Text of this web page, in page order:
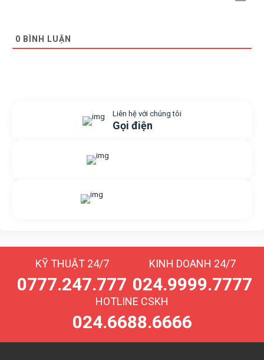
0 BÌNH LUẬN
Liên hệ với chúng tôi
Gọi điện
KỸ THUẬT 24/7
0777.247.777
KINH DOANH 24/7
024.9999.7777
HOTLINE CSKH
024.6688.6666